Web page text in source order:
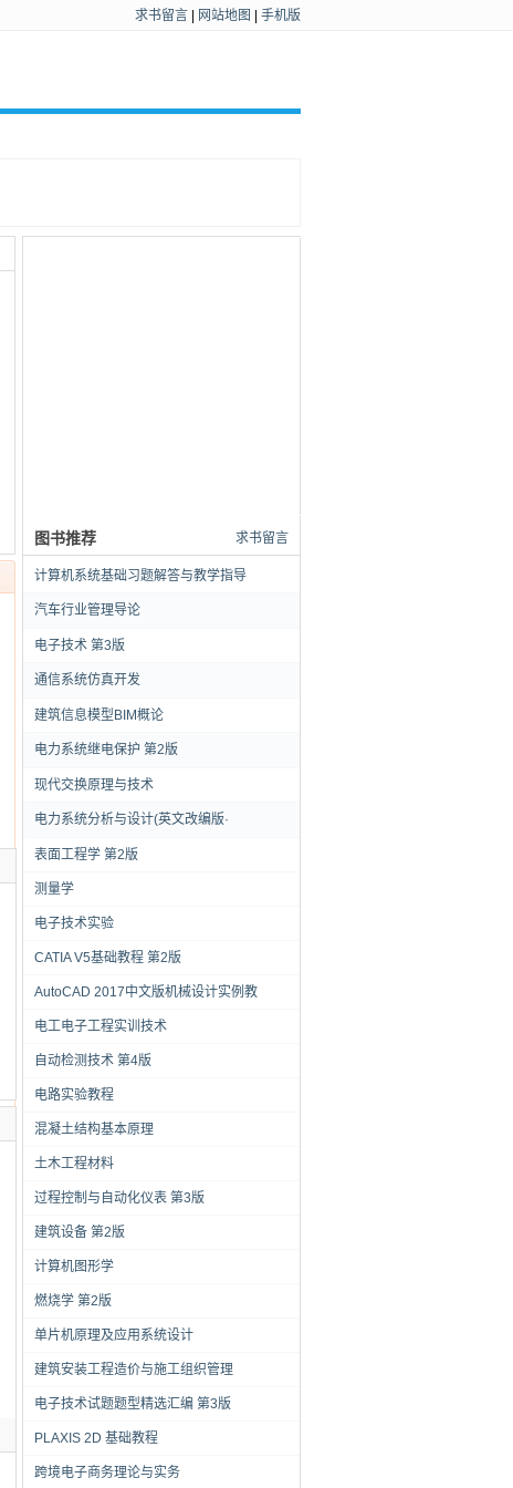
求书留言 网站地图 手机版
求书留言
图书推荐
计算机系统基础习题解答与教学指导
汽车行业管理导论
电子技术 第3版
通信系统仿真开发
建筑信息模型BIM概论
电力系统继电保护 第2版
现代交换原理与技术
电力系统分析与设计(英文改编版·
表面工程学 第2版
测量学
电子技术实验
CATIA V5基础教程 第2版
AutoCAD 2017中文版机械设计实例教
电工电子工程实训技术
自动检测技术 第4版
电路实验教程
混凝土结构基本原理
土木工程材料
过程控制与自动化仪表 第3版
建筑设备 第2版
计算机图形学
燃烧学 第2版
单片机原理及应用系统设计
建筑安装工程造价与施工组织管理
电子技术试题题型精选汇编 第3版
PLAXIS 2D 基础教程
跨境电子商务理论与实务